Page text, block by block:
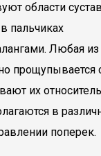
области
пальчиках
Любая
прощупывается
их
в
поперек.